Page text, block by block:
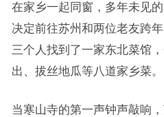
在家乡一起同窗，多年未见
决定前往苏州和两位老友跨
三个人找到了一家东北菜馆
出、拔丝地瓜等八道家乡菜。
当寒山寺的第一声钟声敲响